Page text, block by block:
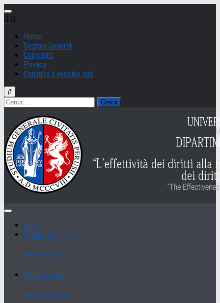
Salta
al
Home
Sezioni Generali
Copyright
Privacy
Consulta il vecchio sito
Ricerca
per:
Home
Gruppo di ricerca
Research Group
Articoli e Saggi
Articles and Essays